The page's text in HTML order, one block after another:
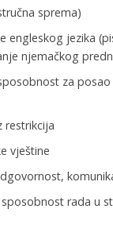
sprema)
engleskog jezika
njemačkog
za
restrikcija
vještine
rada u